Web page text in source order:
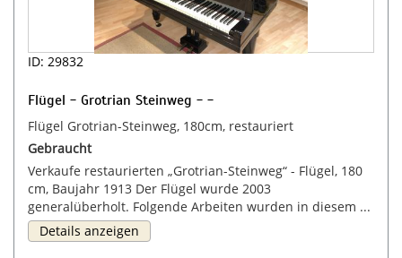
ID: 29832
Flügel - Grotrian Steinweg - -
Flügel Grotrian-Steinweg, 180cm, restauriert
Gebraucht
Verkaufe restaurierten „Grotrian-Steinweg“ - Flügel, 180
cm, Baujahr 1913 Der Flügel wurde 2003
generalüberholt. Folgende Arbeiten wurden in diesem ...
Details anzeigen